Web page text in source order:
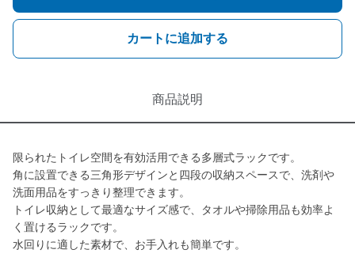
カートに追加する
商品説明
限られたトイレ空間を有効活用できる多層式ラックです。
角に設置できる三角形デザインと四段の収納スペースで、洗剤や
洗面用品をすっきり整理できます。
トイレ収納として最適なサイズ感で、タオルや掃除用品も効率よ
く置けるラックです。
水回りに適した素材で、お手入れも簡単です。